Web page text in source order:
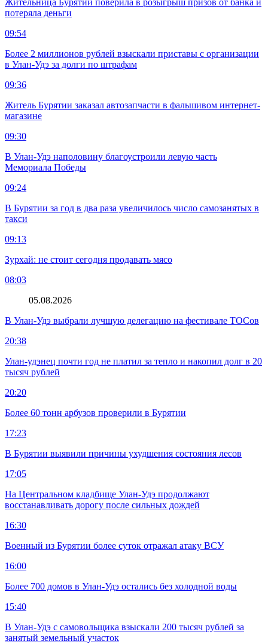
Жительница Бурятии поверила в розыгрыш призов от банка и
потеряла деньги
09:54
Более 2 миллионов рублей взыскали приставы с организации
в Улан-Удэ за долги по штрафам
09:36
Житель Бурятии заказал автозапчасти в фальшивом интернет-
магазине
09:30
В Улан-Удэ наполовину благоустроили левую часть
Мемориала Победы
09:24
В Бурятии за год в два раза увеличилось число самозанятых в
такси
09:13
Зурхай: не стоит сегодня продавать мясо
08:03
05.08.2026
В Улан-Удэ выбрали лучшую делегацию на фестивале ТОСов
20:38
Улан-удэнец почти год не платил за тепло и накопил долг в 20
тысяч рублей
20:20
Более 60 тонн арбузов проверили в Бурятии
17:23
В Бурятии выявили причины ухудшения состояния лесов
17:05
На Центральном кладбище Улан-Удэ продолжают
восстанавливать дорогу после сильных дождей
16:30
Военный из Бурятии более суток отражал атаку ВСУ
16:00
Более 700 домов в Улан-Удэ остались без холодной воды
15:40
В Улан-Удэ с самовольщика взыскали 200 тысяч рублей за
занятый земельный участок